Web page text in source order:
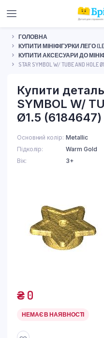
ГОЛОВНА
КУПИТИ МІНІФІГУРКИ ЛЕГО
КУПИТИ АКСЕСУАРИ ДО
STAR SYMBOL W/ TUBE AND HOLE
Купити
SYMBOL W/
Ø1.5
Основний колір Metallic
Підколір
Warm Gold
Вік
3+
₴0
НЕМАЄ В НАЯВНОСТІ